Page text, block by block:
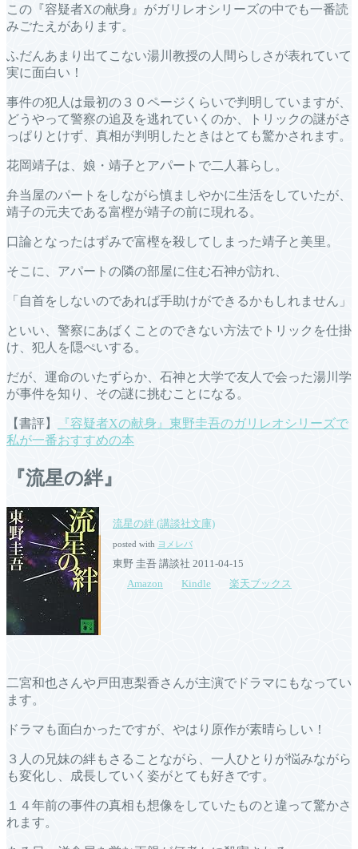
この『容疑者Xの献身』がガリレオシリーズの中でも一番読
みごたえがあります。
ふだんあまり出てこない湯川教授の人間らしさが表れていて
実に面白い！
事件の犯人は最初の３０ページくらいで判明していますが、
どうやって警察の追及を逃れていくのか、トリックの謎がさ
っぱりとけず、真相が判明したときはとても驚かされます。
花岡靖子は、娘・靖子とアパートで二人暮らし。
弁当屋のパートをしながら慎ましやかに生活をしていたが、
靖子の元夫である富樫が靖子の前に現れる。
口論となったはずみで富樫を殺してしまった靖子と美里。
そこに、アパートの隣の部屋に住む石神が訪れ、
「自首をしないのであれば手助けができるかもしれません」
といい、警察にあばくことのできない方法でトリックを仕掛
け、犯人を隠ぺいする。
だが、運命のいたずらか、石神と大学で友人で会った湯川学
が事件を知り、その謎に挑むことになる。
【書評】
『容疑者Xの献身』東野圭吾のガリレオシリーズで
私が一番おすすめの本
『流星の絆』
流星の絆 (講談社文庫)
posted with ヨメレバ
東野 圭吾 講談社 2011-04-15
Amazon
Kindle 楽天ブックス
二宮和也さんや戸田恵梨香さんが主演でドラマにもなってい
ます。
ドラマも面白かったですが、やはり原作が素晴らしい！
３人の兄妹の絆もさることながら、一人ひとりが悩みながら
も変化し、成長していく姿がとても好きです。
１４年前の事件の真相も想像をしていたものと違って驚かさ
れます。